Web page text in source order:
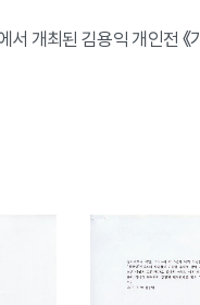
서 개최된 김용익 개인전